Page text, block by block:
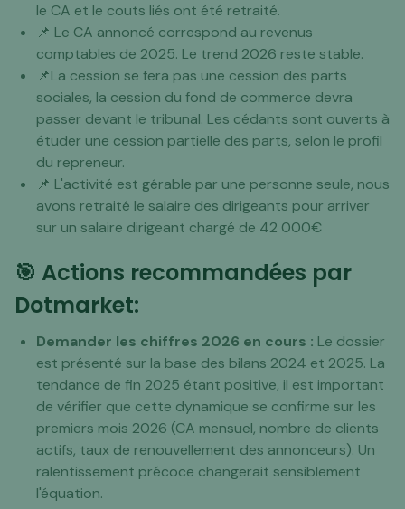
le CA et le couts liés ont été retraité.
📌 Le CA annoncé correspond au revenus
comptables de 2025. Le trend 2026 reste stable.
📌La cession se fera pas une cession des parts
sociales, la cession du fond de commerce devra
passer devant le tribunal. Les cédants sont ouverts à
étuder une cession partielle des parts, selon le profil
du repreneur.
📌 L'activité est gérable par une personne seule, nous
avons retraité le salaire des dirigeants pour arriver
sur un salaire dirigeant chargé de 42 000€
🎯 Actions recommandées par
Dotmarket:
Demander les chiffres 2026 en cours : Le dossier
est présenté sur la base des bilans 2024 et 2025. La
tendance de fin 2025 étant positive, il est important
de vérifier que cette dynamique se confirme sur les
premiers mois 2026 (CA mensuel, nombre de clients
actifs, taux de renouvellement des annonceurs). Un
ralentissement précoce changerait sensiblement
l'équation.